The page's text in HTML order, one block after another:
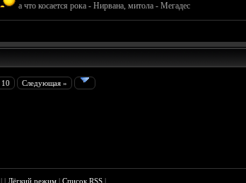
а что косается рока - Нирвана, митола - Мегадес
10 Следующая »
||Лёгкий режим |Список RSS |